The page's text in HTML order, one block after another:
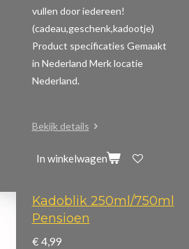
vullen door iedereen!
(cadeau,geschenk,kadootje)
Product specificaties Gemaakt
in Nederland Merk locatie
Nederland.
Bekijk details
In winkelwagen
Kadoblik 250ml/750ml
Pensioen
€ 4,99